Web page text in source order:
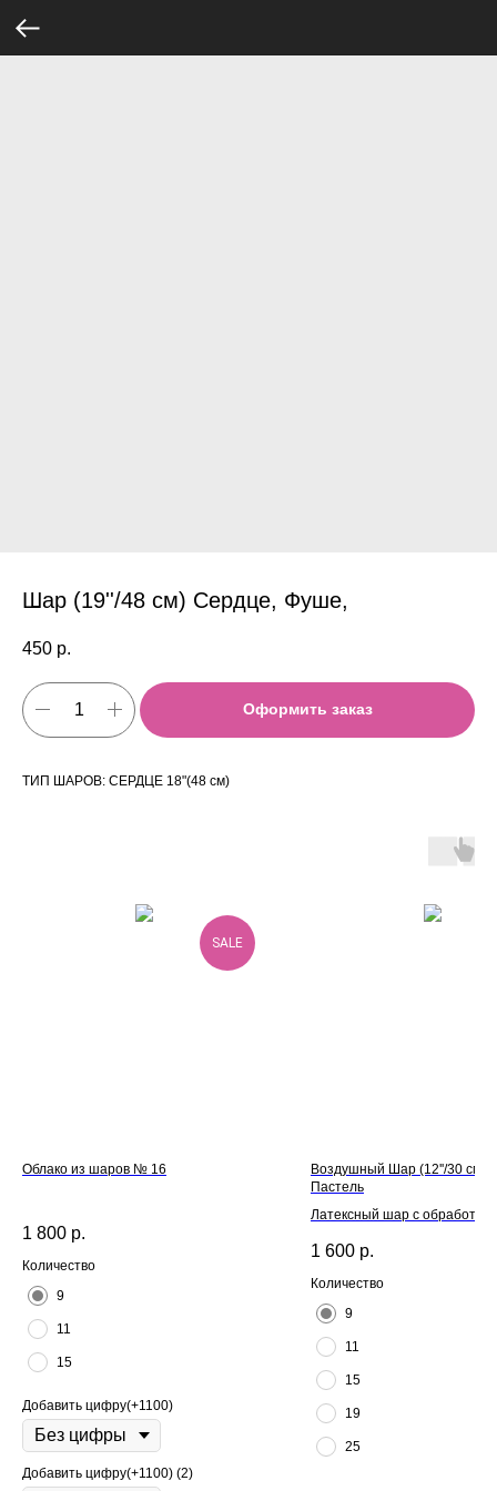
Шар (19''/48 см) Сердце, Фуше,
450 р.
Оформить заказ
ТИП ШАРОВ: СЕРДЦЕ 18"(48 см)
SALE
Облако из шаров № 16
1 800 р.
Количество
9
11
15
Добавить цифру(+1100)
Добавить цифру(+1100) (2)
Воздушный Шар (12''/30 см)
Пастель
Латексный шар с
1 600 р.
Количество
9
11
15
19
25